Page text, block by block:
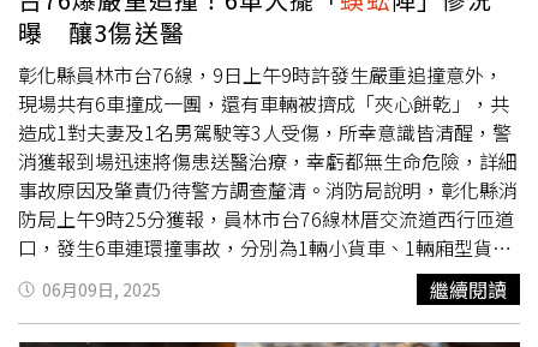
狀，急得不斷喊她的名字。劉宇寧笑：「我當時還想說，桐
姐的粉絲也太熱情了吧！簡直火到不行！結果一看，原來是
在指蜈蚣，等播到那場戲時，彈幕肯定會被『就是蜈蚣那場
戲』刷滿。」李一桐在微博發文為《書卷一夢》宣傳時，也
幽默自嘲這部戲又名「大蜈蚣 劇」並寫道「今天，大蜈蚣爬
身上那部劇終於要播了，我已經做好準備，請大家跟我一起
入夢！」劇情發展出其不意的古裝愛情輕喜劇《書卷一夢》
現正於愛奇藝國際站熱播中。
後，也對此說明表示，經航空迷幫忙查證，比對時間與軌
跡，昨晚7時30分正好有一架從香港飛往花蓮的直航班機
（HKE152），飛機經外海並進行轉彎剛好正面對著鏡頭
君，才會讓光點亮到閃爍發光，甚至映照海面。林維玲指
出，過去「鏡頭君」也曾拍到火流星、低軌衛星、火箭殘
骸，東管處會定期把奇景影片擷取後，上傳到YouTube頻道
與臉書粉專，讓更多人看到這些大自然奇景。
曝 釀3傷送醫
彰化縣員林市台76線，9日上午9時許發生嚴重追撞意外，
現場共有6車撞成一團，還有車輛被擠成「夾心餅乾」，共
造成1對夫妻及1名男駕駛等3人受傷，所幸意識皆清醒，警
消獲報到場迅速將傷患送醫治療，幸虧都無生命危險，詳細
事故原因及肇責仍待警方調查釐清。消防局說明，彰化縣消
防局上午9時25分獲報，員林市台76線林厝交流道西行匝道
口，發生6車連環撞事故，分別為1輛小貨車、1輛廂型貨櫃
車、1輛休旅車及3輛轎車追撞，畫面宛如「巨型蜈蚣」，其
中有2車被前後方的貨車夾擊，車頭甚至插進前車底部嚴重
變形，場面怵目驚心。所幸此次事故無人員受困，僅造成3
06月09日, 2025 繼續閱讀